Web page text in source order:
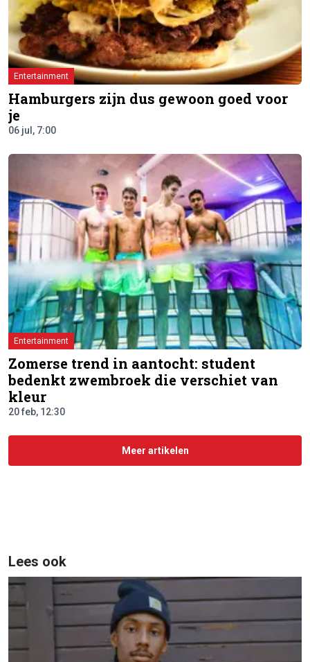
Entertainment
Hamburgers zijn dus gewoon goed voor
je
06 jul, 7:00
Entertainment
Zomerse trend in aantocht: student
bedenkt zwembroek die verschiet van
kleur
20 feb, 12:30
Meer artikelen
Lees ook